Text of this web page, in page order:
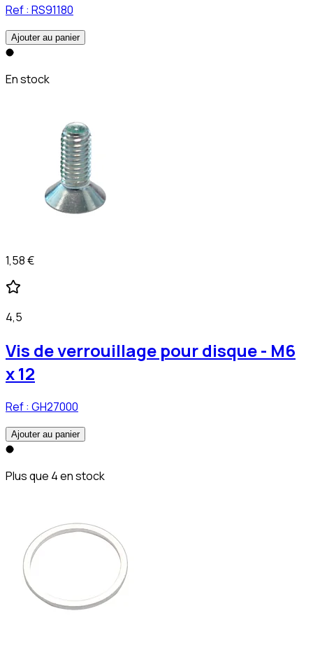
Ref : RS91180
Ajouter au panier
En stock
1,58 €
4,5
Vis de verrouillage pour disque - M6
x 12
Ref : GH27000
Ajouter au panier
Plus que 4 en stock